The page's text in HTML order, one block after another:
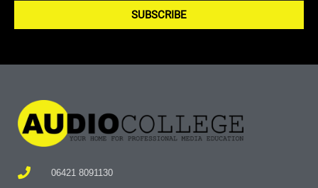
SUBSCRIBE
06421 8091130